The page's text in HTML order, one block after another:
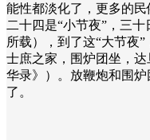
能性都淡化了，更多的
二十四是“小节夜”，三十
所载），到了这“大节夜
士庶之家，围炉团坐，达
华录》）。放鞭炮和围
了。